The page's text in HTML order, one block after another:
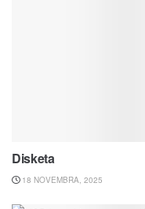
Disketa
18 NOVEMBRA, 2025